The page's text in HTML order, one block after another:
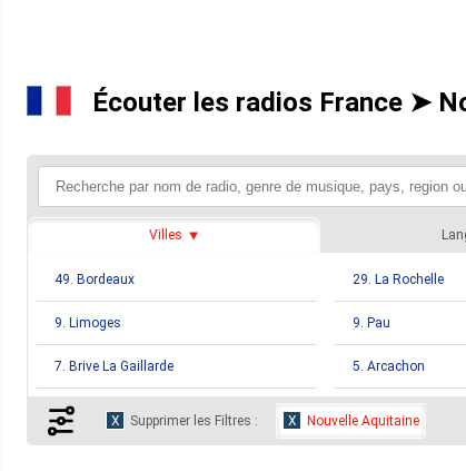
Écouter les radios France ➤
Villes
49. Bordeaux 29. La Rochelle
9. Limoges 9. Pau
7. Brive La Gaillarde 5. Arcachon
4. Bayonne
Supprimer les Filtres : Nouvelle Aquitaine